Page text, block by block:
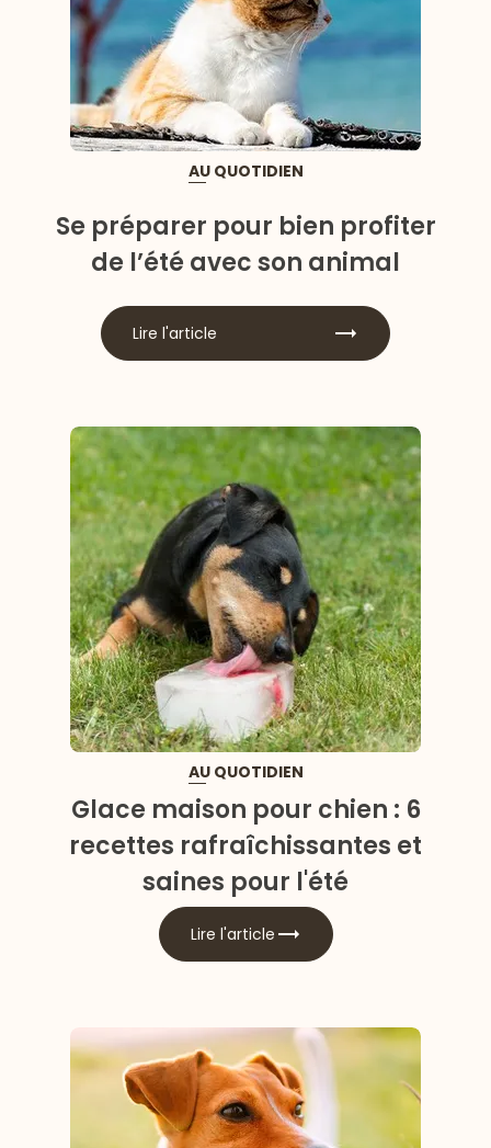
AU QUOTIDIEN
Se préparer pour bien profiter
de l’été avec son animal
Lire l'article
AU QUOTIDIEN
Glace maison pour chien : 6
recettes rafraîchissantes et
saines pour l'été
Lire l'article